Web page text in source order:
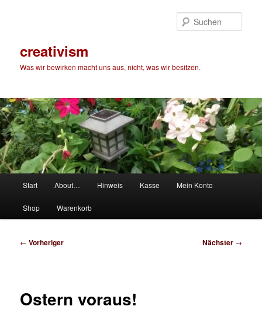
creativism
Was wir bewirken macht uns aus, nicht, was wir besitzen.
Start About… Hinweis Kasse Mein Konto
Shop Warenkorb
Beitragsnavigation
← Vorheriger Nächster →
Ostern voraus!